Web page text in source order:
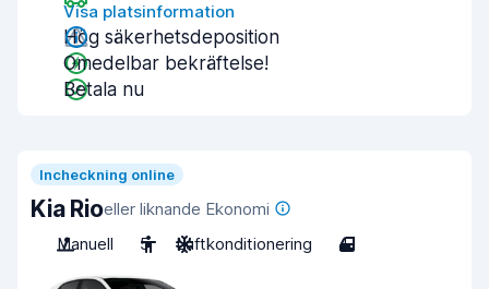
Visa platsinformation
Hög säkerhetsdeposition
Omedelbar bekräftelse!
Betala nu
Incheckning online
Kia Rioeller liknande Ekonomi
Manuell
5 Luftkonditionering 4